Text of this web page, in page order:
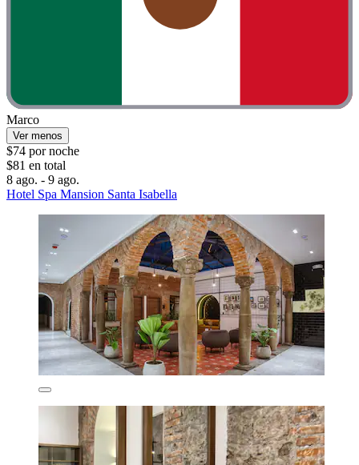
Marco
Ver menos
$74 por noche
$81 en total
8 ago. - 9 ago.
Hotel Spa Mansion Santa Isabella